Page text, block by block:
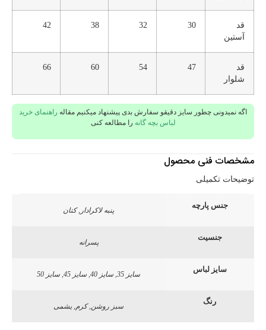
قد
آستین
30
32
38
42
قد
شلوار
47
54
60
66
اگه نمیدونی چطور سایز دقیقو سفارش بدی پیشنهاد میکنیم مقاله راهنمای خرید
لباس بچه گانه را مطالعه کنی
مشخصات فنی محصول
توضیحات تکمیلی
جنس پارچه
پنبه لاکرادار, کتان
جنسیت
پسرانه
سایز لباس
سایز 35, سایز 40, سایز 45, سایز 50
رنگ
سبز روشن, کرم, یشمی